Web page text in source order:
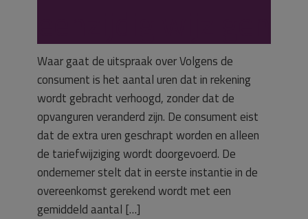
Waar gaat de uitspraak over Volgens de
consument is het aantal uren dat in rekening
wordt gebracht verhoogd, zonder dat de
opvanguren veranderd zijn. De consument eist
dat de extra uren geschrapt worden en alleen
de tariefwijziging wordt doorgevoerd. De
ondernemer stelt dat in eerste instantie in de
overeenkomst gerekend wordt met een
gemiddeld aantal […]